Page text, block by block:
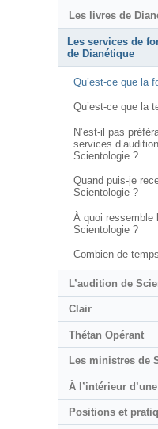
Les livres de
Les services de
de Dianétique
Qu’est-ce que la
Qu’est-ce que la
N’est-il pas
services
Scientologie ?
Quand puis-je
Scientologie ?
À quoi ressemble
Scientologie ?
Combien de
L’audition de
Clair
Thétan Opérant
Les ministres de
À l’intérieur
Positions et